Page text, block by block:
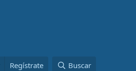
Regístrate Buscar